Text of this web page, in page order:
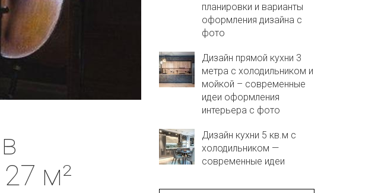
м²
планировки и варианты
оформления дизайна с
фото
Дизайн прямой кухни 3
метра с холодильником и
мойкой – современные
идеи оформления
интерьера с фото
Дизайн кухни 5 кв.м с
холодильником —
современные идеи